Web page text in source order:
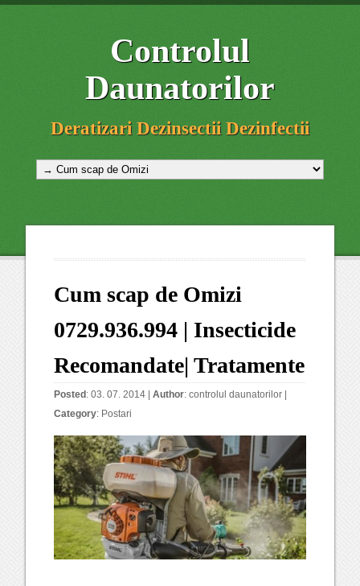
Controlul
Daunatorilor
Deratizari Dezinsectii Dezinfectii
Cum scap de Omizi
0729.936.994 | Insecticide
Recomandate| Tratamente
Posted : 03. 07. 2014 |Author:controlul daunatorilor
Category: Postari